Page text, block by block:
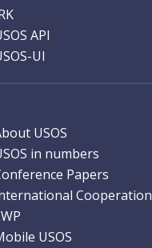
4
API
UI
1
USOS
in numbers
Papers
Cooperation
USOS